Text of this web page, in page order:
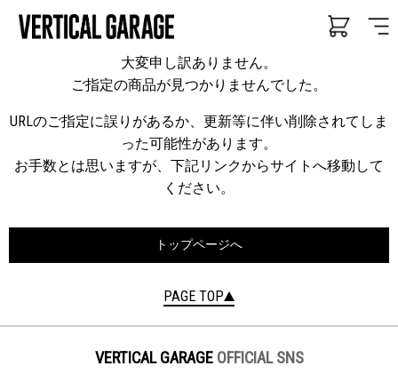
大変申し訳ありません。
ご指定の商品が見つかりませんでした。
URLのご指定に誤りがあるか、更新等に伴い削除されてしま
った可能性があります。
お手数とは思いますが、下記リンクからサイトへ移動して
ください。
トップページへ
PAGE TOP
VERTICAL GARAGE OFFICIAL SNS